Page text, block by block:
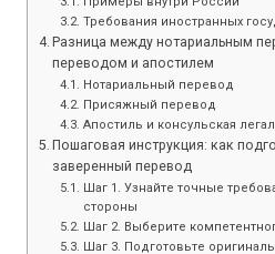
Требования иностранных
Разница между нотариальным
переводом и апостилем
Нотариальный перевод
Присяжный перевод
Апостиль и консульская
Пошаговая инструкция: как
заверенный перевод
Шаг 1. Узнайте точные
стороны
Шаг 2. Выберите
Шаг 3. Подготовьте